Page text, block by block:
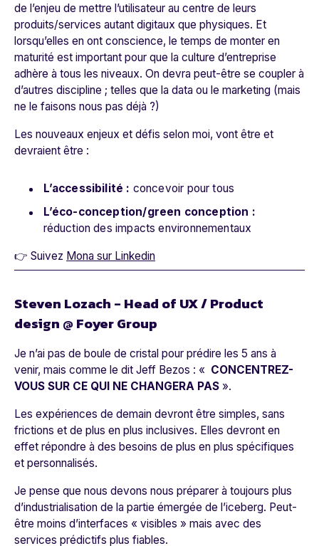
de l’enjeu de mettre l’utilisateur au centre de leurs
produits/services autant digitaux que physiques. Et
lorsqu’elles en ont conscience, le temps de monter en
maturité est important pour que la culture d’entreprise
adhère à tous les niveaux. On devra peut-être se coupler à
d’autres discipline ; telles que la data ou le marketing (mais
ne le faisons nous pas déjà ?)
Les nouveaux enjeux et défis selon moi, vont être et
devraient être :
L’accessibilité : concevoir pour tous
L’éco-conception/green conception :
réduction des impacts environnementaux
👉 Suivez Mona sur Linkedin
Steven Lozach - Head of UX / Product
design @ Foyer Group
Je n’ai pas de boule de cristal pour prédire les 5 ans à
venir, mais comme le dit Jeff Bezos : « CONCENTREZ-
VOUS SUR CE QUI NE CHANGERA PAS ».
Les expériences de demain devront être simples, sans
frictions et de plus en plus inclusives. Elles devront en
effet répondre à des besoins de plus en plus spécifiques
et personnalisés.
Je pense que nous devons nous préparer à toujours plus
d’industrialisation de la partie émergée de l’iceberg. Peut-
être moins d’interfaces « visibles » mais avec des
services prédictifs plus fiables.